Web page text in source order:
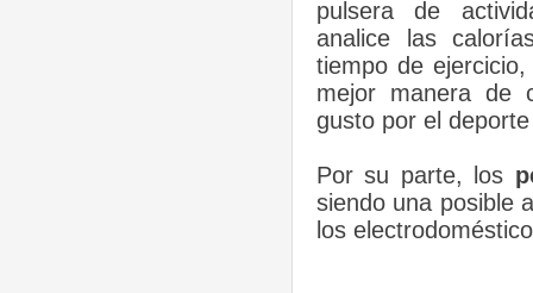
pulsera de
analice las
tiempo de
mejor manera de
gusto por el
Por su parte, los
siendo una posible
los